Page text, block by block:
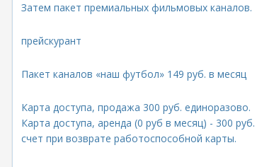
Затем пакет премиальных фильмовых каналов.
прейскурант
Пакет каналов «наш футбол» 149 руб. в месяц
Карта доступа, продажа 300 руб. единоразово.
Карта доступа, аренда (0 руб в месяц) - 300
счет при возврате работоспособной карты.